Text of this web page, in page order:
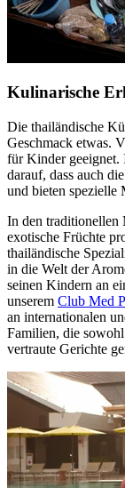
Kulinarische
Die thailändische
Geschmack etwas.
für Kinder geeignet.
darauf, dass auch
und bieten spezielle
In den traditionellen
exotische Früchte
thailändische
in die Welt der
seinen Kindern an
unserem Club Med
an internationalen
Familien, die
vertraute Gerichte